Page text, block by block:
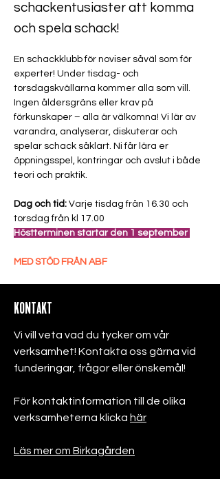
schackentusiaster att komma
och spela schack!
En schackklubb för noviser såväl som för
experter! Under tisdag- och
torsdagskvällarna kommer alla som vill.
Ingen åldersgräns eller krav på
förkunskaper – alla är välkomna! Vi lär av
varandra, analyserar, diskuterar och
spelar schack såklart. Ni får lära er
öppningsspel, kontringar och avslut i både
teori och praktik.
Dag och tid: Varje tisdag från 16.30 och
torsdag från kl 17.00
Höstterminen startar den 1 september
MED STÖD FRÅN ABF
KONTAKT
Vi vill veta vad du tycker om vår
verksamhet! Kontakta oss gärna vid
funderingar, frågor eller önskemål!
För kontaktinformation till de olika
verksamheterna klicka här
Läs mer om Birkagården